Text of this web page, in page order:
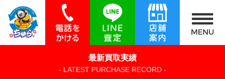
最新買取実績
- LATEST PURCHASE RECORD -